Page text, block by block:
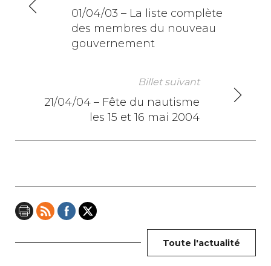
N
a
i
o
01/04/03 – La liste complète
des membres du nouveau
gouvernement
Billet suivant
21/04/04 – Fête du nautisme
les 15 et 16 mai 2004
Toute l'actualité